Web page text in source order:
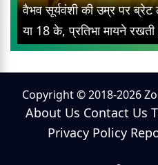
वैभव सूर्यवंशी की उम्र पर
या 18 के, प्रतिभा मायने
Copyright © 2018-2026
About Us Contact Us
Privacy Policy